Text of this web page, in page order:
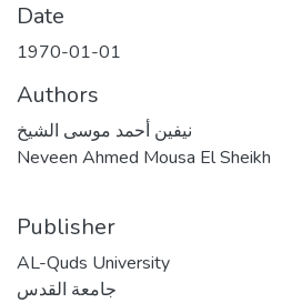
Date
1970-01-01
Authors
نيفين أحمد موسى الشيخ
Neveen Ahmed Mousa El Sheikh
Publisher
AL-Quds University
جامعة القدس